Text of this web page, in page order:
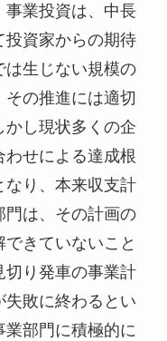
事業投資は、中長
投資家からの期待
は生じない規模の
の推進には適切
かし現状多くの企
せによる達成根
なり、本来収支計
門は、その計画の
きていないこと
切り発車の事業計
失敗に終わるとい
業部門に積極的に